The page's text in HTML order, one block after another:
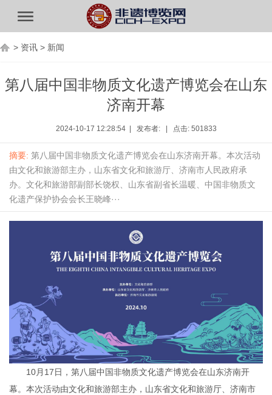
> 资讯 > 新闻
第八届中国非物质文化遗产博览会在山东
济南开幕
2024-10-17 12:28:54 | 发布者: | 点击: 501833
摘要: 第八届中国非物质文化遗产博览会在山东济南开幕。本次活动
由文化和旅游部主办，山东省文化和旅游厅、济南市人民政府承
办。文化和旅游部副部长饶权、山东省副省长温暖、中国非物质文
化遗产保护协会会长王晓峰···
10月17日，第八届中国非物质文化遗产博览会在山东济南开
幕。本次活动由文化和旅游部主办，山东省文化和旅游厅、济南市